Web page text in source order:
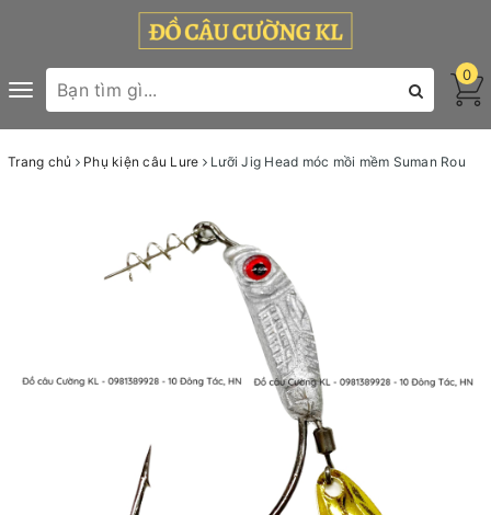
Toggle
navigation
0
Trang chủ Phụ kiện câu Lure Lưỡi Jig Head móc mồi mềm Suman Rou